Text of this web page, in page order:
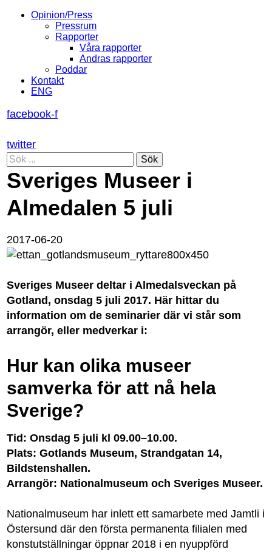
Opinion/Press
Pressrum
Rapporter
Våra rapporter
Andras rapporter
Poddar
Kontakt
ENG
facebook-f
twitter
Sök
Sveriges Museer i
Almedalen 5 juli
2017-06-20
Sveriges Museer deltar i Almedalsveckan på
Gotland, onsdag 5 juli 2017. Här hittar du
information om de seminarier där vi står som
arrangör, eller medverkar i:
Hur kan olika museer
samverka för att nå hela
Sverige?
Tid: Onsdag 5 juli kl 09.00–10.00.
Plats: Gotlands Museum, Strandgatan 14,
Bildstenshallen.
Arrangör: Nationalmuseum och Sveriges Museer.
Nationalmuseum har inlett ett samarbete med Jamtli i
Östersund där den första permanenta filialen med
konstutställningar öppnar 2018 i en nyuppförd